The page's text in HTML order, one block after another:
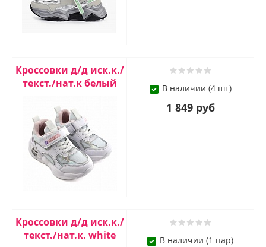
Кроссовки д/д иск.к./
текст./нат.к белый
В наличии (4 шт)
1 849 руб
Кроссовки д/д иск.к./
текст./нат.к. white
В наличии (1 пар)